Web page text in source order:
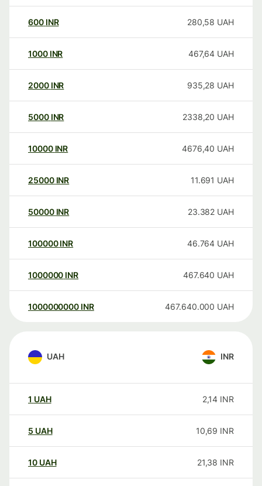
600 INR 280,58 UAH
1000 INR 467,64 UAH
2000 INR 935,28 UAH
5000 INR 2338,20 UAH
10000 INR 4676,40 UAH
25000 INR 11.691 UAH
50000 INR 23.382 UAH
100000 INR 46.764 UAH
1000000 INR 467.640 UAH
1000000000 INR 467.640.000 UAH
UAH INR
1 UAH 2,14 INR
5 UAH 10,69 INR
10 UAH 21,38 INR